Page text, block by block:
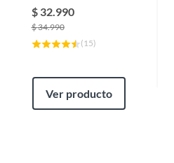
$ 32.990
$34.990
( 15)
Ver producto